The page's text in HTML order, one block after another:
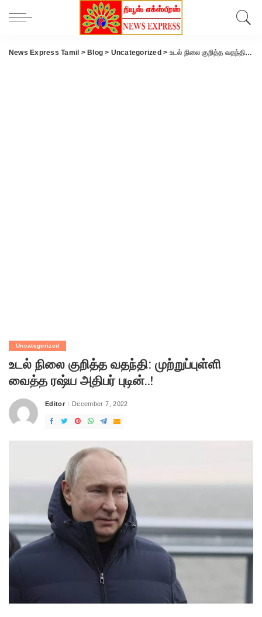
News Express Tamil > Blog > Uncategorized > உடல் நிலை குறித்த வதந்தி: முற்றுப்புள்ளி வைத்த ரஷ்ய அதிபர் புடின்..!
Uncategorized
உடல் நிலை குறித்த வதந்தி: முற்றுப்புள்ளி
வைத்த ரஷ்ய அதிபர் புடின்..!
Posted
Editor December 7, 2022